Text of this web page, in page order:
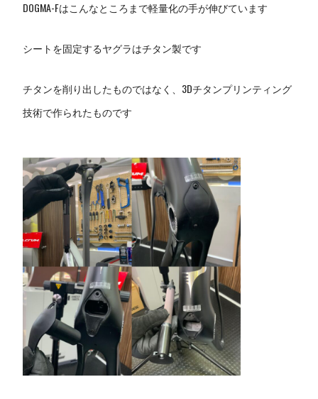
DOGMA-Fはこんなところまで軽量化の手が伸びています
シートを固定するヤグラはチタン製です
チタンを削り出したものではなく、3Dチタンプリンティング
技術で作られたものです